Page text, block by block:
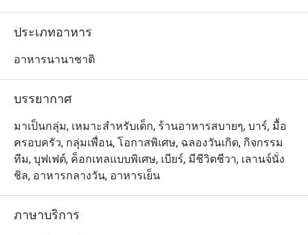
ประเภทอาหาร
อาหารนานาชาติ
บรรยากาศ
มาเป็นกลุ่ม, เหมาะสำหรับเด็ก, ร้านอาหารสบายๆ, บาร์, มื้อ
ครอบครัว, กลุ่มเพื่อน, โอกาสพิเศษ, ฉลองวันเกิด, กิจกรรม
ทีม, บุฟเฟต์, ค็อกเทลแบบพิเศษ, เบียร์, มีชีวิตชีวา, เลานจ์นั่ง
ชิล, อาหารกลางวัน, อาหารเย็น
ภาษาบริการ